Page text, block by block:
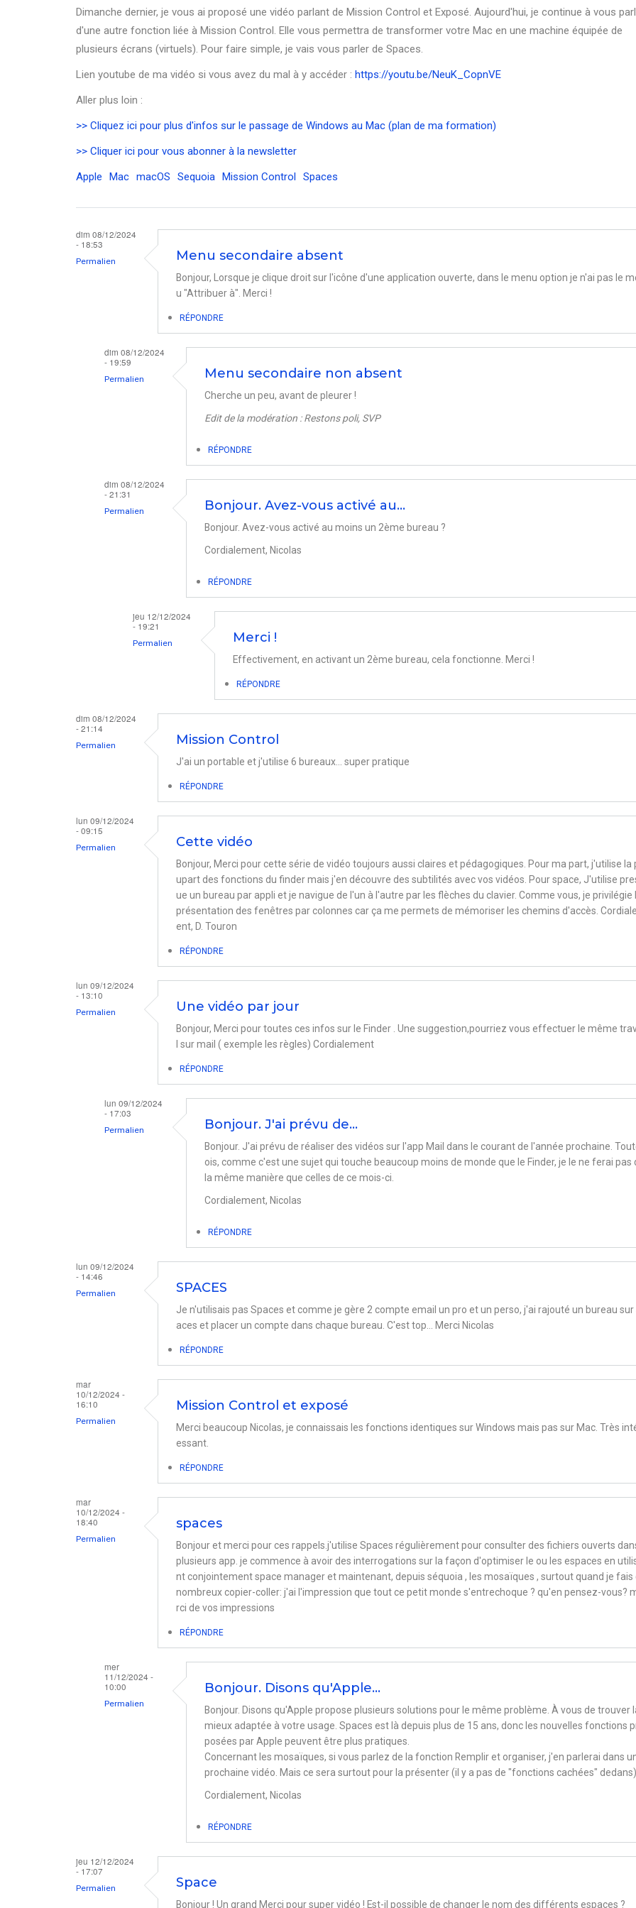
Dimanche dernier, je vous ai proposé une vidéo parlant de Mission Control et Exposé. Aujourd'hui, je continue à vous
d'une autre fonction liée à Mission Control. Elle vous permettra de transformer votre Mac en une machine équipée de
plusieurs écrans (virtuels). Pour faire simple, je vais vous parler de Spaces.
Lien youtube de ma vidéo si vous avez du mal à y accéder : https://youtu.be/NeuK_CopnVE
Aller plus loin :
>> Cliquez ici pour plus d'infos sur le passage de Windows au Mac (plan de ma formation)
>> Cliquer ici pour vous abonner à la newsletter
Apple
Mac macOS Sequoia Mission Control Spaces
dim 08/12/2024
- 18:53
Permalien Menu secondaire absent
Bonjour, Lorsque je clique droit sur l'icône d'une application ouverte, dans le menu option je n'ai pas le
u "Attribuer à". Merci !
RÉPONDRE
dim 08/12/2024
- 19:59
Permalien
secondaire
absent
Menu secondaire non absent
Cherche un peu, avant de pleurer !
Edit de la modération : Restons poli, SVP
RÉPONDRE
dim 08/12/2024
- 21:31
Permalien
secondaire
absent
Bonjour. Avez-vous activé au…
Bonjour. Avez-vous activé au moins un 2ème bureau ?
Cordialement, Nicolas
RÉPONDRE
jeu 12/12/2024
- 19:21
Permalien
Bonjour.
par
Merci !
Effectivement, en activant un 2ème bureau, cela fonctionne. Merci !
RÉPONDRE
dim 08/12/2024
- 21:14
Permalien Mission Control
J'ai un portable et j'utilise 6 bureaux... super pratique
RÉPONDRE
lun 09/12/2024
- 09:15
Permalien Cette vidéo
Bonjour, Merci pour cette série de vidéo toujours aussi claires et pédagogiques. Pour ma part, j'utilise la
upart des fonctions du finder mais j'en découvre des subtilités avec vos vidéos. Pour space, J'utilise
ue un bureau par appli et je navigue de l'un à l'autre par les flèches du clavier. Comme vous, je privilégie
présentation des fenêtres par colonnes car ça me permets de mémoriser les chemins d'accès.
ent, D. Touron
RÉPONDRE
lun 09/12/2024
- 13:10
Permalien Une vidéo par jour
Bonjour, Merci pour toutes ces infos sur le Finder . Une suggestion,pourriez vous effectuer le même
l sur mail ( exemple les règles) Cordialement
RÉPONDRE
lun 09/12/2024
- 17:03
Permalien
jour
par
Bonjour. J'ai prévu de…
Bonjour. J'ai prévu de réaliser des vidéos sur l'app Mail dans le courant de l'année prochaine.
ois, comme c'est une sujet qui touche beaucoup moins de monde que le Finder, je le ne ferai pas
la même manière que celles de ce mois-ci.
Cordialement, Nicolas
RÉPONDRE
lun 09/12/2024
- 14:46
Permalien SPACES
Je n'utilisais pas Spaces et comme je gère 2 compte email un pro et un perso, j'ai rajouté un bureau sur
aces et placer un compte dans chaque bureau. C'est top... Merci Nicolas
RÉPONDRE
mar
10/12/2024 -
16:10
Permalien
Mission Control et exposé
Merci beaucoup Nicolas, je connaissais les fonctions identiques sur Windows mais pas sur Mac. Très
essant.
RÉPONDRE
mar
10/12/2024 -
18:40
Permalien
spaces
Bonjour et merci pour ces rappels.j'utilise Spaces régulièrement pour consulter des fichiers ouverts
plusieurs app. je commence à avoir des interrogations sur la façon d'optimiser le ou les espaces en
nt conjointement space manager et maintenant, depuis séquoia , les mosaïques , surtout quand je fais
nombreux copier-coller: j'ai l'impression que tout ce petit monde s'entrechoque ? qu'en pensez-vous?
rci de vos impressions
RÉPONDRE
mer
11/12/2024 -
10:00
Permalien
Bonjour. Disons qu'Apple…
Bonjour. Disons qu'Apple propose plusieurs solutions pour le même problème. À vous de trouver
mieux adaptée à votre usage. Spaces est là depuis plus de 15 ans, donc les nouvelles fonctions
posées par Apple peuvent être plus pratiques.
Concernant les mosaïques, si vous parlez de la fonction Remplir et organiser, j'en parlerai dans
prochaine vidéo. Mais ce sera surtout pour la présenter (il y a pas de "fonctions cachées" dedans).
Cordialement, Nicolas
RÉPONDRE
jeu 12/12/2024
- 17:07
Permalien Space
Bonjour ! Un grand Merci pour super vidéo ! Est-il possible de changer le nom des différents espaces ?